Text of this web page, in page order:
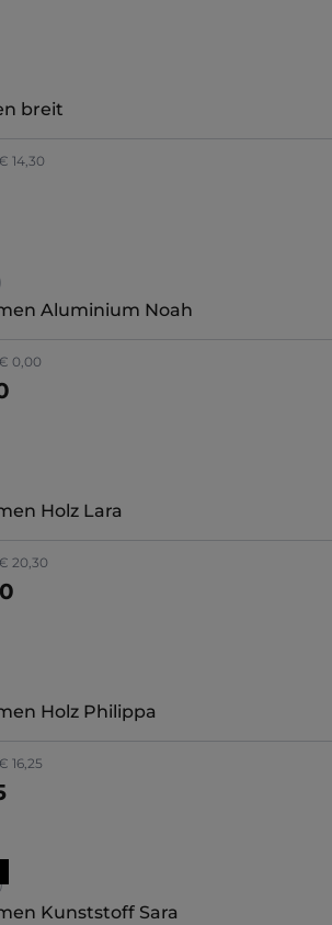
breit
14,30
Bewertung von 4.91 von 5 Sternen
Aluminium Noah
0,00
Bewertung von 4.67 von 5 Sternen
Holz Lara
20,30
Bewertung von 4.75 von 5 Sternen
Holz Philippa
16,25
Bewertung von 4.71 von 5 Sternen
Kunststoff Sara